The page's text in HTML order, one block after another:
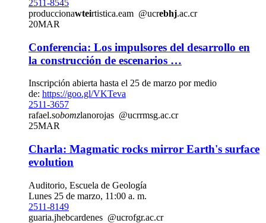
2511-8545
produccionawteirtistica.eam @ucrebhj.ac.cr
20MAR
Conferencia: Los impulsores del desarrollo en
la construcción de escenarios …
Inscripción abierta hasta el 25 de marzo por medio
de: https://goo.gl/VKTeva
2511-3657
rafael.sobomzlanorojas @ucrrmsg.ac.cr
25MAR
Charla: Magmatic rocks mirror Earth's surface
evolution
Auditorio, Escuela de Geología
Lunes 25 de marzo, 11:00 a. m.
2511-8149
guaria.jhebcardenes @ucrofgr.ac.cr